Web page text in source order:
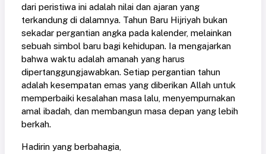
dari peristiwa ini adalah nilai dan ajaran yang
terkandung di dalamnya. Tahun Baru Hijriyah bukan
sekadar pergantian angka pada kalender, melainkan
sebuah simbol baru bagi kehidupan. Ia mengajarkan
bahwa waktu adalah amanah yang harus
dipertanggungjawabkan. Setiap pergantian tahun
adalah kesempatan emas yang diberikan Allah untuk
memperbaiki kesalahan masa lalu, menyempurnakan
amal ibadah, dan membangun masa depan yang lebih
berkah.
Hadirin yang berbahagia,